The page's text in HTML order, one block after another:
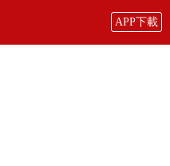
APP下載